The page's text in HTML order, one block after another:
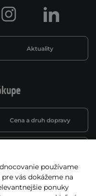
Cena a druh dopravy
Reklamácie a záruka
Aktuality
Instagram LinkedIn
používame
vás dokážeme na
ponuky